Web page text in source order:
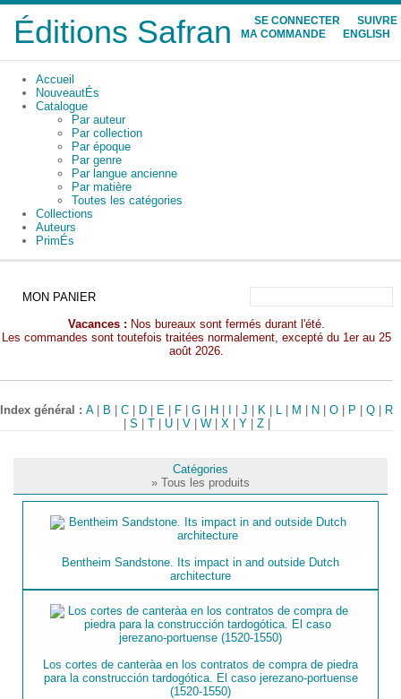
Éditions Safran SE CONNECTER
SUIVRE
MA COMMANDE
ENGLISH
Accueil
NouveautÉs
Catalogue
Par auteur
Par collection
Par époque
Par genre
Par langue ancienne
Par matière
Toutes les catégories
Collections
Auteurs
PrimÉs
MON PANIER
Vacances : Nos bureaux sont fermés durant l'été.
Les commandes sont toutefois traitées normalement, excepté du 1er au 25
août 2026.
Index général :A| B |C D E F |G H |J K L M N |O P |Q
R
S T| U| V| W| X| Y| Z|
Catégories
» Tous les produits
Bentheim Sandstone. Its impact in and outside Dutch
architecture
Los cortes de canterà­a en los contratos de compra de piedra
para la construcción tardogótica. El caso jerezano-portuense
(1520-1550)